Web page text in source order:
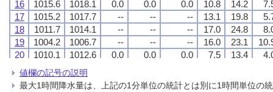
16
1015.6 1018.1 0.0 0.0 0.0 10.8 14.2
17
1015.2 1017.7 -- -- -- 13.1 19.8
18
1011.7 1014.1 -- -- -- 17.0 24.8
19
1004.2 1006.7 -- -- -- 16.0 23.1
20
1010.1 1012.6 0.0 0.0 0.0 7.5 13.4
21
1013.5 1016.1
22
1009.9 1012.5 0.0 0.0 0.0 6.3 10.6
16
1015.6 1018.1 0.0 0.0 0.0 10.8 14.2
17
1015.2 1017.7 -- -- -- 13.1 19.8
18
1011.7 1014.1 -- -- -- 17.0 24.8
19
1004.2 1006.7 -- -- -- 16.0 23.1
20
1010.1 1012.6 0.0 0.0 0.0 7.5 13.4
21
1013.5 1016.1
22
1009.9 1012.5 0.0 0.0 0.0 6.3 10.6
16
1015.6 1018.1 0.0 0.0 0.0 10.8 14.2
17
1015.2 1017.7 -- -- -- 13.1 19.8
18
1011.7 1014.1 -- -- -- 17.0 24.8
19
1004.2 1006.7 -- -- -- 16.0 23.1
20
1010.1 1012.6 0.0 0.0 0.0 7.5 13.4
21
1013.5 1016.1
22
1009.9 1012.5 0.0 0.0 0.0 6.3 10.6
16
1015.6 1018.1 0.0 0.0 0.0 10.8 14.2
17
1015.2 1017.7 -- -- -- 13.1 19.8
18
1011.7 1014.1 -- -- -- 17.0 24.8
19
1004.2 1006.7 -- -- -- 16.0 23.1
20
1010.1 1012.6 0.0 0.0 0.0 7.5 13.4
21
1013.5 1016.1
22
1009.9 1012.5 0.0 0.0 0.0 6.3 10.6
値欄の記号の説明
最大1時間降水量は、上記の1分単位の統計とは別に1時間単位の